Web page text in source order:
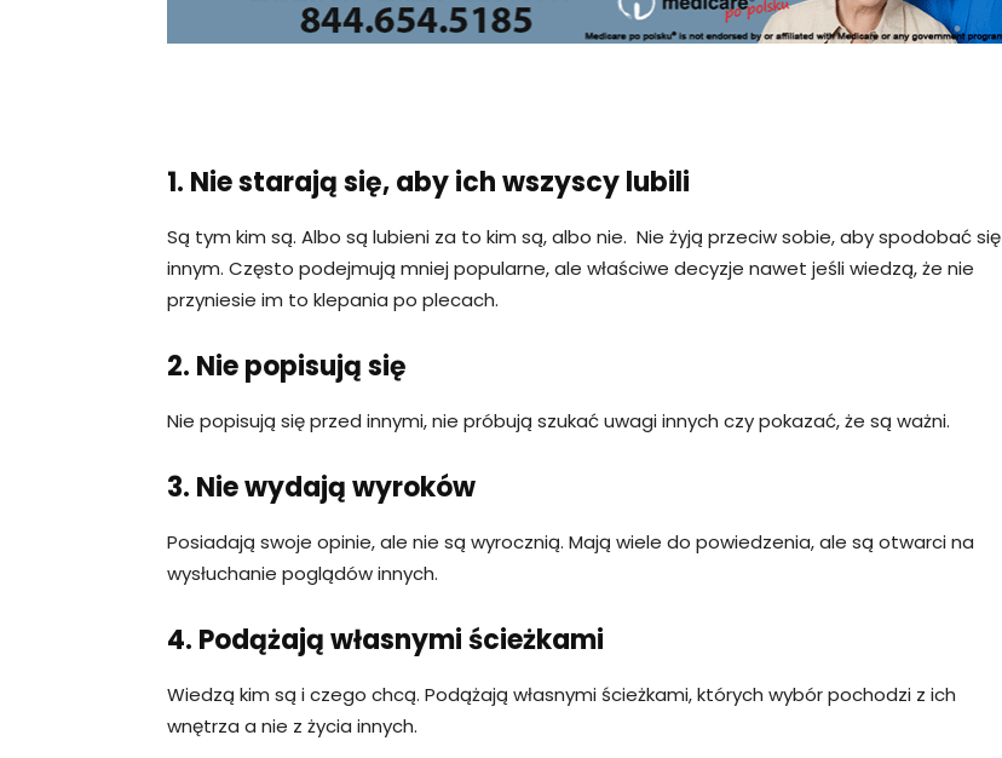
1. Nie starają się, aby ich wszyscy lubili
Są tym kim są. Albo są lubieni za to kim są, albo nie. Nie żyją przeciw sobie, aby spodobać się
innym. Często podejmują mniej popularne, ale właściwe decyzje nawet jeśli wiedzą, że nie
przyniesie im to klepania po plecach.
2. Nie popisują się
Nie popisują się przed innymi, nie próbują szukać uwagi innych czy pokazać, że są ważni.
3. Nie wydają wyroków
Posiadają swoje opinie, ale nie są wyrocznią. Mają wiele do powiedzenia, ale są otwarci na
wysłuchanie poglądów innych.
4. Podążają własnymi ścieżkami
Wiedzą kim są i czego chcą. Podążają własnymi ścieżkami, których wybór pochodzi z ich
wnętrza a nie z życia innych.